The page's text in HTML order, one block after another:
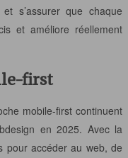
s’assurer que chaque
et améliore réellement
first
mobile-first continuent
en 2025. Avec la
pour accéder au web, de